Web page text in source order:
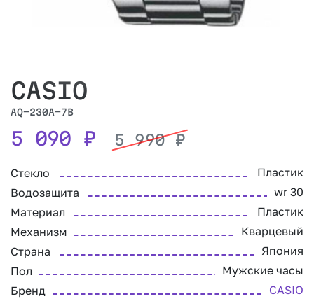
CASIO
AQ-230A-7B
5 090 ₽ 5 990₽
Стекло
Пластик
Водозащита
wr 30
Материал
Пластик
Механизм
Кварцевый
Страна
Япония
Пол
Мужские часы
Бренд
CASIO